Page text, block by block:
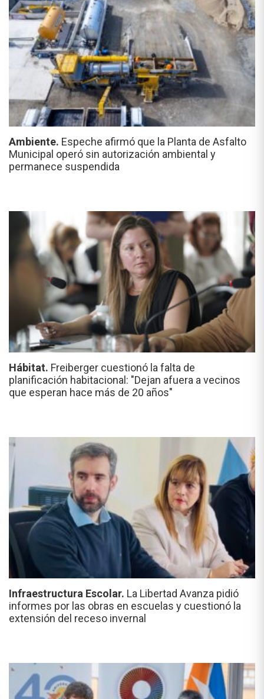
Ambiente. Espeche afirmó que la Planta de Asfalto
Municipal operó sin autorización ambiental y
permanece suspendida
Hábitat. Freiberger cuestionó la falta de
planificación habitacional: "Dejan afuera a vecinos
que esperan hace más de 20 años"
Infraestructura Escolar. La Libertad Avanza pidió
informes por las obras en escuelas y cuestionó la
extensión del receso invernal